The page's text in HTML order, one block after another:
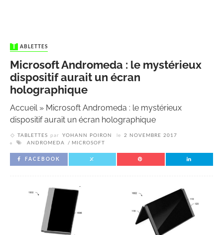
TABLETTES
Microsoft Andromeda : le mystérieux
dispositif aurait un écran
holographique
Accueil» Microsoft Andromeda : le mystérieux
dispositif aurait un écran holographique
TABLETTES par YOHANN POIRON le
2 NOVEMBRE 2017
ANDROMEDA
MICROSOFT
FACEBOOK